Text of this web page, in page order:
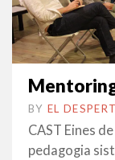
BY EL
CAST Eines
pedagogia